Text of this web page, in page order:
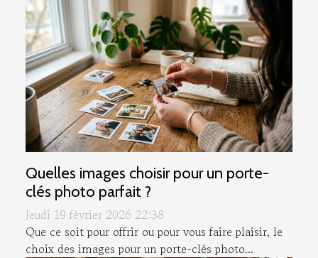
Quelles images choisir pour un porte-
clés photo parfait ?
Jeudi 19 février 2026 22:38
Que ce soit pour offrir ou pour vous faire plaisir, le
choix des images pour un porte-clés photo...